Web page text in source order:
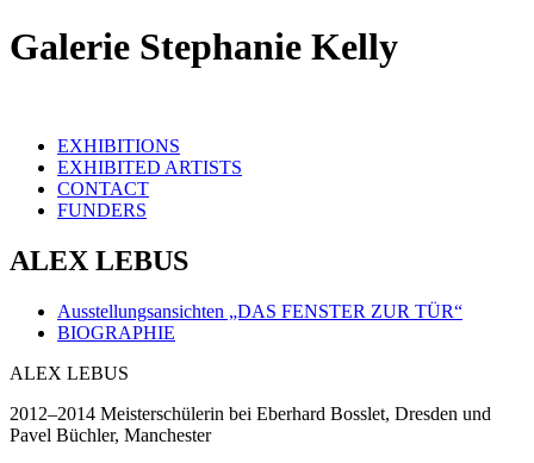
Galerie Stephanie Kelly
EXHIBITIONS
EXHIBITED ARTISTS
CONTACT
FUNDERS
ALEX LEBUS
Ausstellungsansichten „DAS FENSTER ZUR TÜR“
BIOGRAPHIE
ALEX LEBUS
2012–2014 Meisterschülerin bei Eberhard Bosslet, Dresden und
Pavel Büchler, Manchester